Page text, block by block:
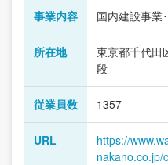
事業内容 国内建設事業
所在地
東京都千代田
段
従業員数 1357
URL
https://
nakano.co.jp/